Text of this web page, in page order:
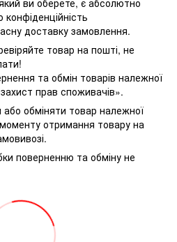
доставку замовлення.
товар на пошті, не
та обмін товарів належної
прав споживачів».
обміняти товар належної
отримання товару на
поверненню та обміну не